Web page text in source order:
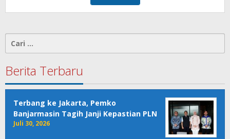
untuk:
Berita Terbaru
Terbang ke Jakarta, Pemko
Banjarmasin Tagih Janji Kepastian PLN
Juli 30, 2026